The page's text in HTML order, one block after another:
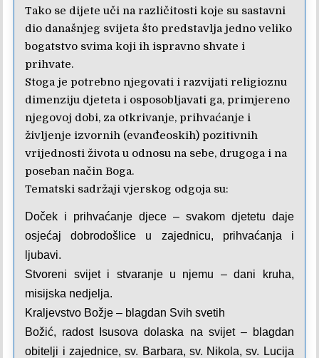
Tako se dijete uči na različitosti koje su sastavni
dio današnjeg svijeta što predstavlja jedno veliko
bogatstvo svima koji ih ispravno shvate i
prihvate.
Stoga je potrebno njegovati i razvijati religioznu
dimenziju djeteta i osposobljavati ga, primjereno
njegovoj dobi, za otkrivanje, prihvaćanje i
življenje izvornih (evanđeoskih) pozitivnih
vrijednosti života u odnosu na sebe, drugoga i na
poseban način Boga.
Tematski sadržaji vjerskog odgoja su:
Doček i prihvaćanje djece – svakom djetetu daje
osjećaj dobrodošlice u zajednicu, prihvaćanja i
ljubavi.
Stvoreni svijet i stvaranje u njemu – dani kruha,
misijska nedjelja.
Kraljevstvo Božje – blagdan Svih svetih
Božić, radost Isusova dolaska na svijet – blagdan
obitelji i zajednice, sv. Barbara, sv. Nikola, sv. Lucija